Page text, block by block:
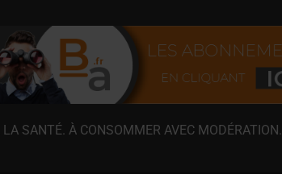
LA SANTÉ. À CONSOMMER AVEC MODÉRATION.